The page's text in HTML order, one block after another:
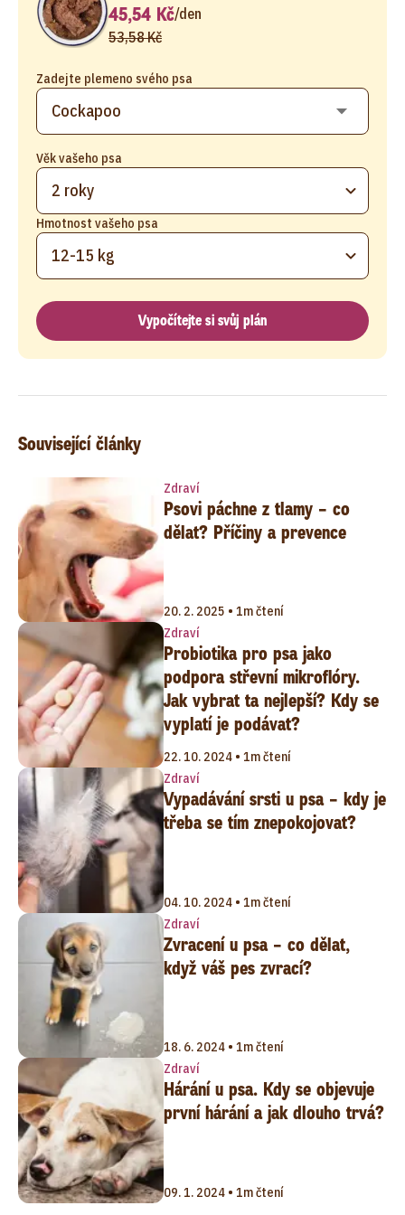
Zadejte plemeno svého psa
Věk vašeho psa
2 roky
Hmotnost vašeho psa
12-15 kg
45,54 Kč/den
53,58 Kč
Vypočítejte si svůj plán
Související články
Zdraví
Psovi páchne z tlamy – co
dělat? Příčiny a prevence
20. 2. 2025 • 1m čtení
Zdraví
Probiotika pro psa jako
podpora střevní mikroflóry.
Jak vybrat ta nejlepší? Kdy se
vyplatí je podávat?
22. 10. 2024 • 1m čtení
Zdraví
Vypadávání srsti u psa – kdy je
třeba se tím znepokojovat?
04. 10. 2024 • 1m čtení
Zdraví
Zvracení u psa – co dělat,
když váš pes zvrací?
18. 6. 2024 • 1m čtení
Zdraví
Hárání u psa. Kdy se objevuje
první hárání a jak dlouho trvá?
09. 1. 2024 • 1m čtení